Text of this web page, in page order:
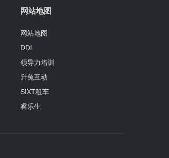
网站地图
网站地图
DDI
领导力培训
升兔互动
SIXT租车
睿乐生